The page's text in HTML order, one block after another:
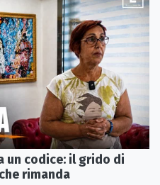
un codice: il grido di
rimanda